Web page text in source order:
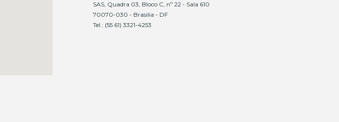
SAS, Quadra 03, Bloco C, nº 22 - Sala 610
70070-030 - Brasilia - DF
Tel.: (55 61) 3321-4253